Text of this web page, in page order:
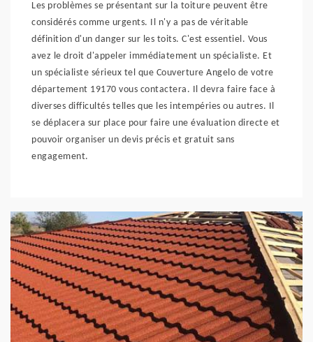
Les problèmes se présentant sur la toiture peuvent être
considérés comme urgents. Il n'y a pas de véritable
définition d'un danger sur les toits. C'est essentiel. Vous
avez le droit d'appeler immédiatement un spécialiste. Et
un spécialiste sérieux tel que Couverture Angelo de votre
département 19170 vous contactera. Il devra faire face à
diverses difficultés telles que les intempéries ou autres. Il
se déplacera sur place pour faire une évaluation directe et
pouvoir organiser un devis précis et gratuit sans
engagement.